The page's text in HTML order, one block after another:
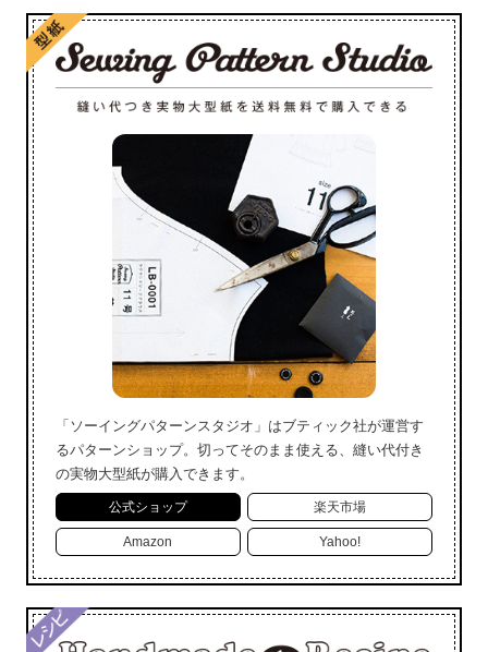
「ソーイングパターンスタジオ」はブティック社が運営す
るパターンショップ。切ってそのまま使える、縫い代付き
の実物大型紙が購入できます。
公式ショップ 楽天市場
Amazon Yahoo!